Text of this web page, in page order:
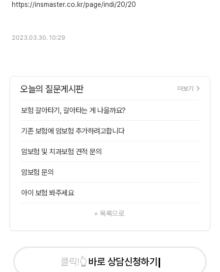
https://insmaster.co.kr/page/indi/20/20
2023.03.30. 10:29
오늘의 질문게시판 더보기
보험 갈아타기, 갈아타는 게 나을까요?
기존 보험에 암보험 추가하려고합니다
암보험 및 치과보험 견적 문의
암보험 문의
아이 보험 봐주세요
+ 목록으로
바로 상담신청하기